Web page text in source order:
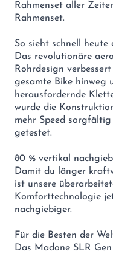
Rahmenset aller
Rahmenset.
So sieht schnell heute
Das revolutionäre
Rohrdesign
gesamte Bike hinweg
herausfordernde
wurde die
mehr Speed
getestet.
80 % vertikal
Damit du länger
ist unsere
Komforttechnologie
nachgiebiger.
Für die Besten der
Das Madone SLR